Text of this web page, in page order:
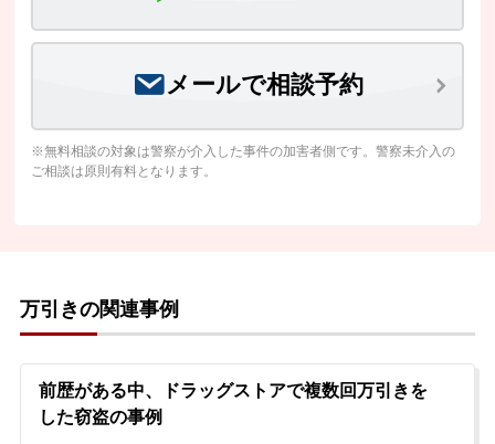
メールで相談予約
※無料相談の対象は警察が介入した事件の加害者側です。警察未介入の
ご相談は原則有料となります。
万引きの関連事例
前歴がある中、ドラッグストアで複数回万引きを
した窃盗の事例